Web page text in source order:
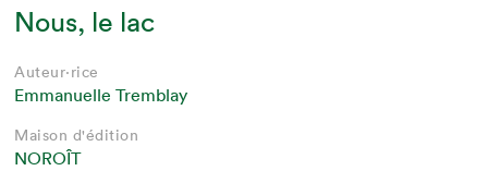
Nous, le lac
Auteur·rice
Emmanuelle Tremblay
Maison d'édition
NOROÎT